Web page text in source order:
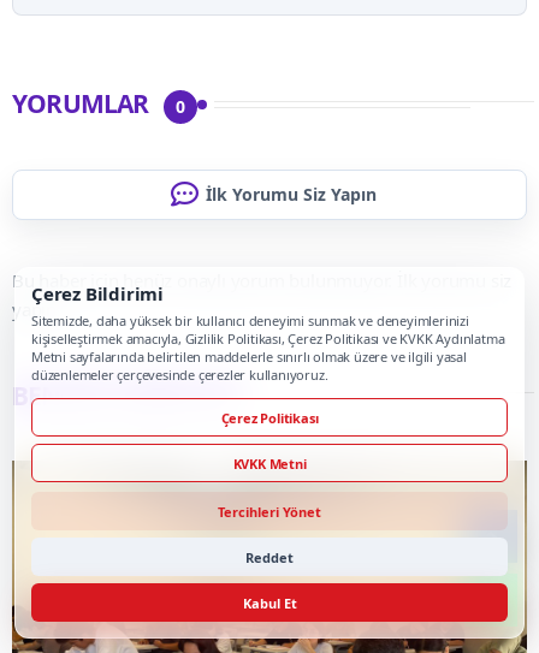
YORUMLAR 0
İlk Yorumu Siz Yapın
Bu haber için henüz onaylı yorum bulunmuyor. İlk yorumu siz
yapın.
BENZER HABERLER
Çerez Bildirimi
Sitemizde, daha yüksek bir kullanıcı deneyimi sunmak ve deneyimlerinizi
kişiselleştirmek amacıyla, Gizlilik Politikası, Çerez Politikası ve KVKK Aydınlatma
Metni sayfalarında belirtilen maddelerle sınırlı olmak üzere ve ilgili yasal
düzenlemeler çerçevesinde çerezler kullanıyoruz.
Çerez Politikası
KVKK Metni
Tercihleri Yönet
Reddet
Kabul Et